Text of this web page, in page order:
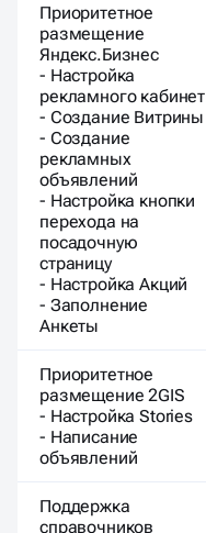
Приоритетное
размещение
Яндекс.Бизнес
- Настройка
рекламного кабинет
- Создание Витрины
- Создание
рекламных
объявлений
- Настройка кнопки
перехода на
посадочную
страницу
- Настройка Акций
- Заполнение
Анкеты
Приоритетное
размещение 2GIS
- Настройка Stories
- Написание
объявлений
Поддержка
справочников